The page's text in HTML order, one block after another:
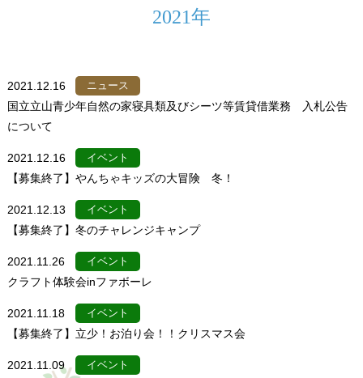
2021年
2021.12.16 ニュース
国立立山青少年自然の家寝具類及びシーツ等賃貸借業務 入札公告
について
2021.12.16 イベント
【募集終了】やんちゃキッズの大冒険 冬！
2021.12.13 イベント
【募集終了】冬のチャレンジキャンプ
2021.11.26 イベント
クラフト体験会inファボーレ
2021.11.18 イベント
【募集終了】立少！お泊り会！！クリスマス会
2021.11.09 イベント